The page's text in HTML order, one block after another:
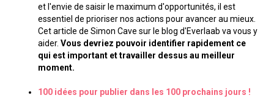
et l'envie de saisir le maximum d'opportunités, il est
essentiel de prioriser nos actions pour avancer au mieux.
Cet article de Simon Cave sur le blog d'Everlaab va vous y
aider.Vous devriez pouvoir identifier rapidement ce
qui est important et travailler dessus au meilleur
moment.
100 idées pour publier dans les 100 prochains jours !